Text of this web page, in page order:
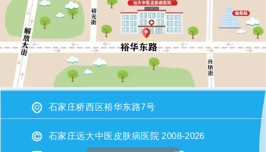
石家庄桥西区裕华东路7号
石家庄远大中医皮肤病医院 2008-2026